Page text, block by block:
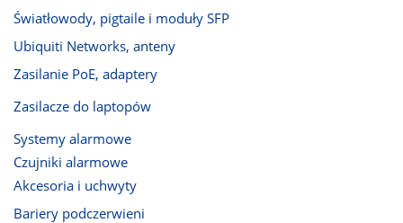
Światłowody, pigtaile i moduły SFP
Ubiquiti Networks, anteny
Zasilanie PoE, adaptery
Zasilacze do laptopów
Systemy alarmowe
Czujniki alarmowe
Akcesoria i uchwyty
Bariery podczerwieni